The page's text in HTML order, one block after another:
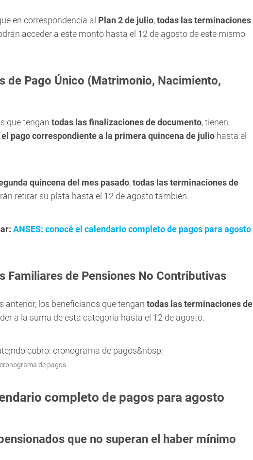
en correspondencia al Plan 2 de julio,todas las terminaciones
acceder a este monto hasta el 12 de agosto de este mismo
de Pago Único (Matrimonio, Nacimiento,
que tengan todas las finalizaciones de documento, tienen
el pago correspondiente a la primera quincena de julio hasta el
quincena del mes pasado,todas las terminaciones de
retirar su plata hasta el 12 de agosto también.
ANSES: conocé el calendario completo de pagos para agosto
Familiares de Pensiones No Contributivas
anterior, los beneficiarios que tengan todas las terminaciones de
a la suma de esta categoría hasta el 12 de agosto.
de pagos
completo de pagos para agosto
que no superan el haber mínimo